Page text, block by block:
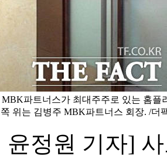
파트너스가 최대주주로 있는 홈플
위는 김병주 MBK파트너스 회장. /더
윤정원 기자]